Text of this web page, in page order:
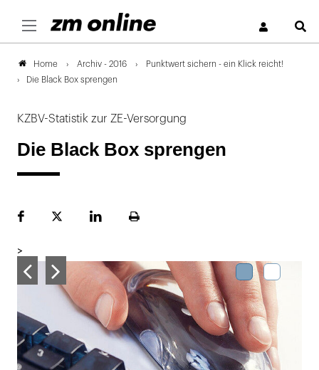
Home Archiv - 2016
Punktwert sichern - ein Klick reicht!
Die Black Box sprengen
KZBV-Statistik zur ZE-Versorgung
Die Black Box sprengen
FacebookPlattformLinekdInSeite
>